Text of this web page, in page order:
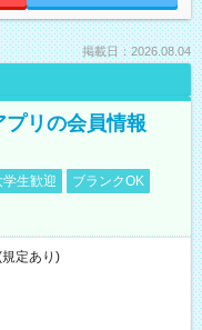
掲載日：2026.08.04
リの会員情報
学生歓迎
ブランクOK
定あり)